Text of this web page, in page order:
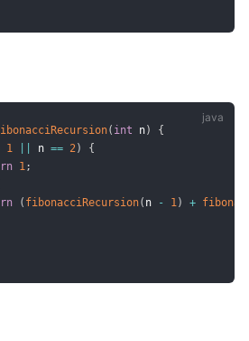
( int n)
{
1 n == 2 )
{
1 ;
( fibonacciRecursion( n - 1 ) +